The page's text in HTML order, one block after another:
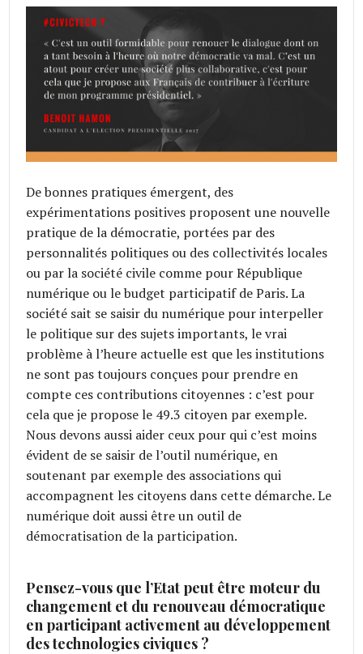
De bonnes pratiques émergent, des
expérimentations positives proposent une nouvelle
pratique de la démocratie, portées par des
personnalités politiques ou des collectivités locales
ou par la société civile comme pour République
numérique ou le budget participatif de Paris. La
société sait se saisir du numérique pour interpeller
le politique sur des sujets importants, le vrai
problème à l’heure actuelle est que les institutions
ne sont pas toujours conçues pour prendre en
compte ces contributions citoyennes : c’est pour
cela que je propose le 49.3 citoyen par exemple.
Nous devons aussi aider ceux pour qui c’est moins
évident de se saisir de l’outil numérique, en
soutenant par exemple des associations qui
accompagnent les citoyens dans cette démarche. Le
numérique doit aussi être un outil de
démocratisation de la participation.
Pensez-vous que l’Etat peut être moteur du
changement et du renouveau démocratique
en participant activement au développement
des technologies civiques ?